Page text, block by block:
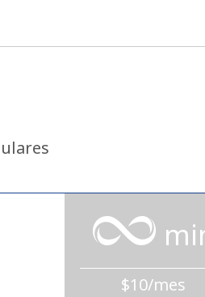
una contraseña
$10/mes